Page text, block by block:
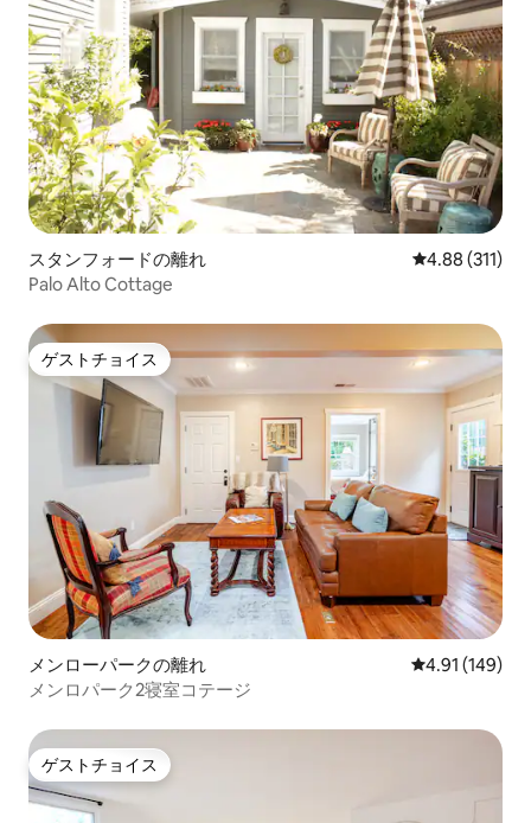
スタンフォードの離れ レビュー311
4.88 (311)
Palo Alto Cottage
ゲストチョイス
ゲストチョイス
メンローパークの離れ レビュー149
4.91 (149)
メンロパーク2寝室コテージ
ゲストチョイス
ゲストチョイス